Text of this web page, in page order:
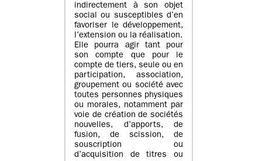
indirectement à son objet
social ou susceptibles d’en
favoriser le développement,
l’extension ou la réalisation.
Elle pourra agir tant pour
son compte que pour le
compte de tiers, seule ou en
participation, association,
groupement ou société avec
toutes personnes physiques
ou morales, notamment par
voie de création de sociétés
nouvelles, d’apports, de
fusion, de scission, de
souscription ou
d’acquisition de titres ou